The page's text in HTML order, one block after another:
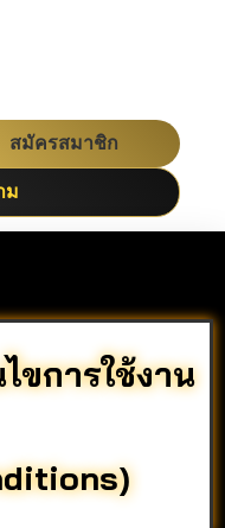
สมัครสมาชิก
ม
ขการใช้งาน